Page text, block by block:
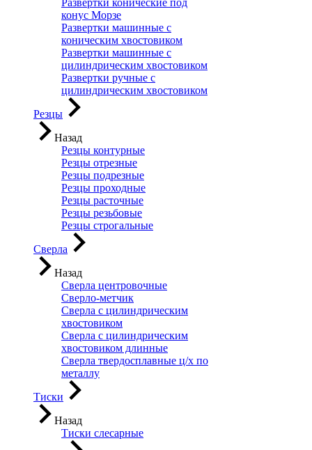
Развертки конические под
конус Морзе
Развертки машинные с
коническим хвостовиком
Развертки машинные с
цилиндрическим хвостовиком
Развертки ручные с
цилиндрическим хвостовиком
Резцы
Назад
Резцы контурные
Резцы отрезные
Резцы подрезные
Резцы проходные
Резцы расточные
Резцы резьбовые
Резцы строгальные
Сверла
Назад
Сверла центровочные
Сверло-метчик
Сверла с цилиндрическим
хвостовиком
Сверла с цилиндрическим
хвостовиком длинные
Сверла твердосплавные ц/х по
металлу
Тиски
Назад
Тиски слесарные